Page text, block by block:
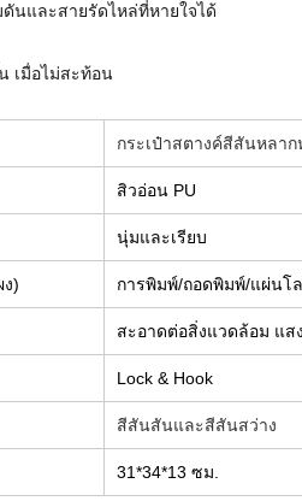
นและสายรัดไหล่ที่หายใจได้
เมื่อไม่สะท้อน
กระเป๋าสตางค์สีสันหลา
สิวอ่อน PU
นุ่มและเรียบ
) การพิมพ์/ถอดพิมพ์/แผ่นโ
สะอาดต่อสิ่งแวดล้อม แส
Lock & Hook
สีสันสันและสีสันสว่าง
31*34*13 ซม.